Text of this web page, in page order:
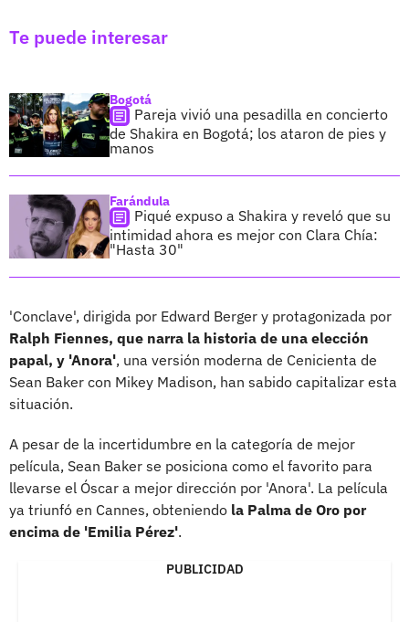
Te puede interesar
Bogotá
Pareja vivió una pesadilla en concierto
de Shakira en Bogotá; los ataron de pies y
manos
Farándula
Piqué expuso a Shakira y reveló que su
intimidad ahora es mejor con Clara Chía:
"Hasta 30"
'Conclave', dirigida por Edward Berger y protagonizada por
Ralph Fiennes, que narra la historia de una elección
papal, y 'Anora', una versión moderna de Cenicienta de
Sean Baker con Mikey Madison, han sabido capitalizar esta
situación.
A pesar de la incertidumbre en la categoría de mejor
película, Sean Baker se posiciona como el favorito para
llevarse el Óscar a mejor dirección por 'Anora'. La película
ya triunfó en Cannes, obteniendo la Palma de Oro por
encima de 'Emilia Pérez'.
PUBLICIDAD